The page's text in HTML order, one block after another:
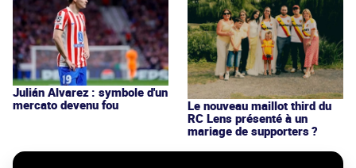
Julián Alvarez : symbole d'un
mercato devenu fou
Le nouveau maillot third du
RC Lens présenté à un
mariage de supporters ?